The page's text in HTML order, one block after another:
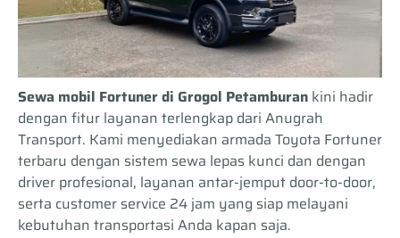
Sewa mobil Fortuner di Grogol Petamburan kini hadir
dengan fitur layanan terlengkap dari Anugrah
Transport. Kami menyediakan armada Toyota Fortuner
terbaru dengan sistem sewa lepas kunci dan dengan
driver profesional, layanan antar-jemput door-to-door,
serta customer service 24 jam yang siap melayani
kebutuhan transportasi Anda kapan saja.